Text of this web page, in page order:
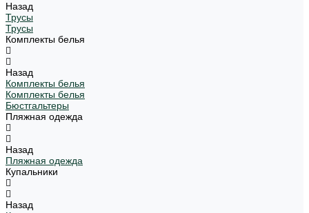
Назад
Трусы
Трусы
Комплекты белья
Назад
Комплекты белья
Комплекты белья
Бюстгальтеры
Пляжная одежда
Назад
Пляжная одежда
Купальники
Назад